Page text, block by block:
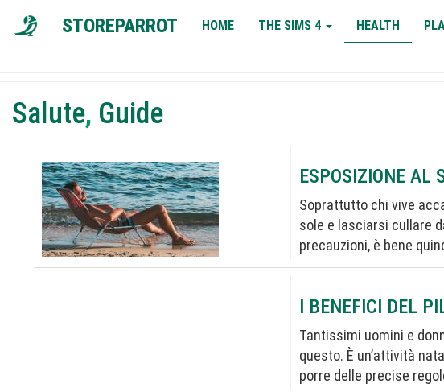
STOREPARROT
NAVIGATION
HOME THE SIMS 4 HEALTH
Salute, Guide
ESPOSIZIONE AL
Soprattutto chi vive
sole e lasciarsi cullare
precauzioni, è bene
I BENEFICI DEL
Tantissimi uomini e
questo. È un’attività
porre delle precise